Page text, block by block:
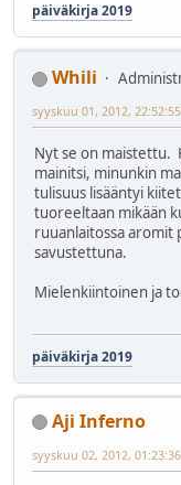
päiväkirja 2019
Whili
syyskuu 01, 2012,
Nyt se on maistettu.
mainitsi, minunkin
tulisuus lisääntyi
tuoreeltaan mikään
ruuanlaitossa aromit
savustettuna.
Mielenkiintoinen ja
päiväkirja 2019
Aji Inferno
syyskuu 02, 2012,